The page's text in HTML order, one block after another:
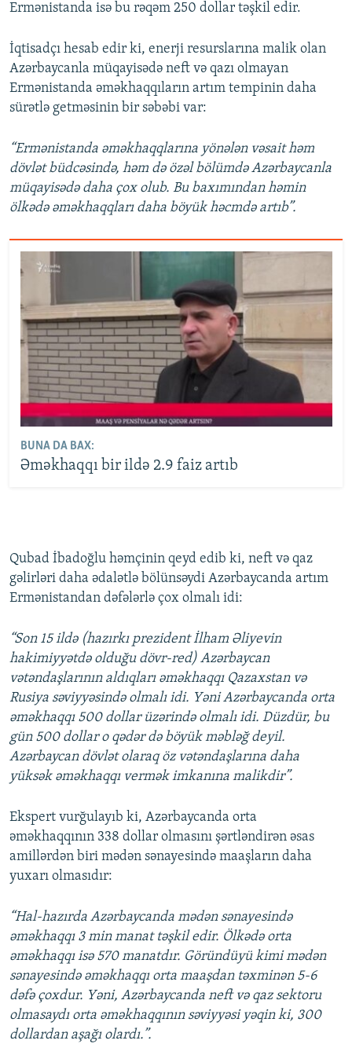
Ermənistanda isə bu rəqəm 250 dollar təşkil edir.
İqtisadçı hesab edir ki, enerji resurslarına malik olan
Azərbaycanla müqayisədə neft və qazı olmayan
Ermənistanda əməkhaqqıların artım tempinin daha
sürətlə getməsinin bir səbəbi var:
“Ermənistanda əməkhaqqlarına yönələn vəsait həm
dövlət büdcəsində, həm də özəl bölümdə Azərbaycanla
müqayisədə daha çox olub. Bu baxımından həmin
ölkədə əməkhaqqları daha böyük həcmdə artıb”.
BUNA DA BAX:
Əməkhaqqı bir ildə 2.9 faiz artıb
Qubad İbadoğlu həmçinin qeyd edib ki, neft və qaz
gəlirləri daha ədalətlə bölünsəydi Azərbaycanda artım
Ermənistandan dəfələrlə çox olmalı idi:
“Son 15 ildə (hazırkı prezident İlham Əliyevin
hakimiyyətdə olduğu dövr-red) Azərbaycan
vətəndaşlarının aldıqları əməkhaqqı Qazaxstan və
Rusiya səviyyəsində olmalı idi. Yəni Azərbaycanda orta
əməkhaqqı 500 dollar üzərində olmalı idi. Düzdür, bu
gün 500 dollar o qədər də böyük məbləğ deyil.
Azərbaycan dövlət olaraq öz vətəndaşlarına daha
yüksək əməkhaqqı vermək imkanına malikdir”.
Ekspert vurğulayıb ki, Azərbaycanda orta
əməkhaqqının 338 dollar olmasını şərtləndirən əsas
amillərdən biri mədən sənayesində maaşların daha
yuxarı olmasıdır:
“Hal-hazırda Azərbaycanda mədən sənayesində
əməkhaqqı 3 min manat təşkil edir. Ölkədə orta
əməkhaqqı isə 570 manatdır. Göründüyü kimi mədən
sənayesində əməkhaqqı orta maaşdan təxminən 5-6
dəfə çoxdur. Yəni, Azərbaycanda neft və qaz sektoru
olmasaydı orta əməkhaqqının səviyyəsi yəqin ki, 300
dollardan aşağı olardı.”.